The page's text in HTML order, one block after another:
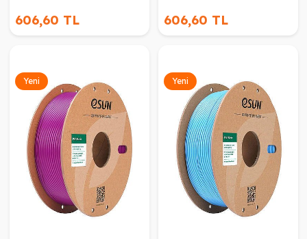
606,60 TL 606,60 TL
Yeni Yeni